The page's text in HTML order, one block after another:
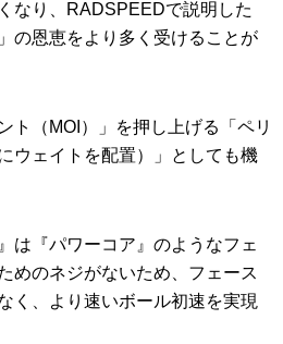
なり、RADSPEEDで説明した
の恩恵をより多く受けることが
ト（MOI）」を押し上げる「ペリ
ウェイトを配置）」としても機
は『パワーコア』のようなフェ
めのネジがないため、フェース
く、より速いボール初速を実現